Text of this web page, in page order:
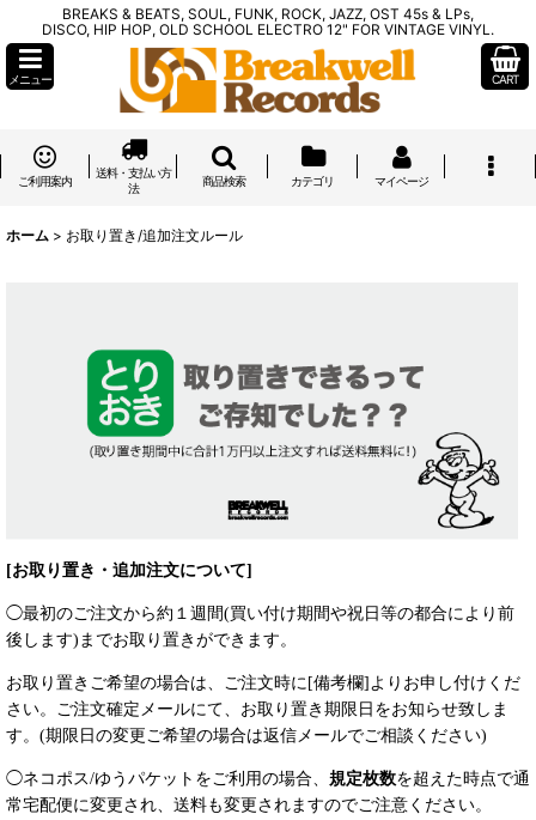
BREAKS & BEATS, SOUL, FUNK, ROCK, JAZZ, OST 45s & LPs,
DISCO, HIP HOP, OLD SCHOOL ELECTRO 12" FOR VINTAGE VINYL.
メニュー CART
ご利用案内
送料・支払い方
法
商品検索 カテゴリ マイページ
ホーム > お取り置き/追加注文ルール
[お取り置き・追加注文について]
◯最初のご注文から約１週間(買い付け期間や祝日等の都合により前
後します)までお取り置きができます。
お取り置きご希望の場合は、ご注文時に[備考欄]よりお申し付けくだ
さい。ご注文確定メールにて、お取り置き期限日をお知らせ致しま
す。(期限日の変更ご希望の場合は返信メールでご相談ください)
◯ネコポス/ゆうパケットをご利用の場合、 規定枚数を超えた時点で通
常宅配便に変更され、送料も変更されますのでご注意ください。